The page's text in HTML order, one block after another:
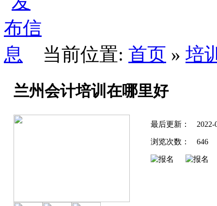
当前位置: 首页 » 培
兰州会计培训在哪里好
最后更新： 2022-
浏览次数： 646